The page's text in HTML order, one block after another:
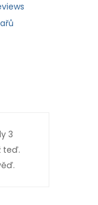
3
teď.